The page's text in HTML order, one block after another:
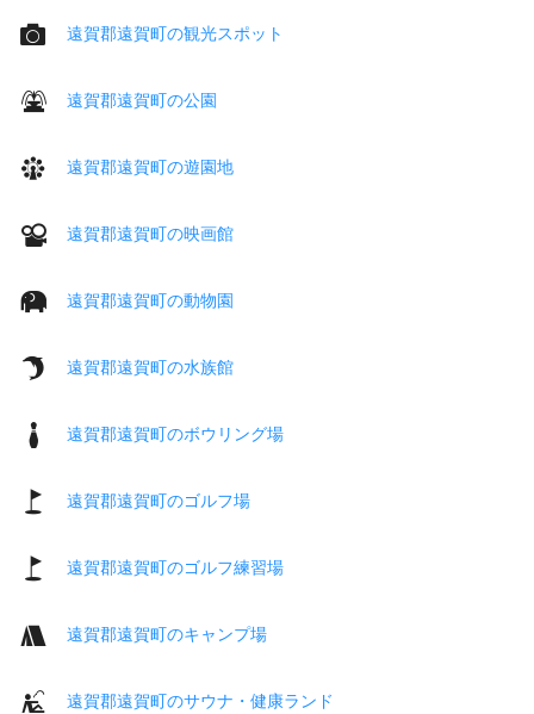
遠賀郡遠賀町の観光スポット
遠賀郡遠賀町の公園
遠賀郡遠賀町の遊園地
遠賀郡遠賀町の映画館
遠賀郡遠賀町の動物園
遠賀郡遠賀町の水族館
遠賀郡遠賀町のボウリング場
遠賀郡遠賀町のゴルフ場
遠賀郡遠賀町のゴルフ練習場
遠賀郡遠賀町のキャンプ場
遠賀郡遠賀町のサウナ・健康ランド